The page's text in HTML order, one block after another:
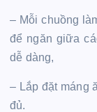
– Mỗi chuồng
để ngăn giữa
dễ dàng,
– Lắp đặt máng
đủ.